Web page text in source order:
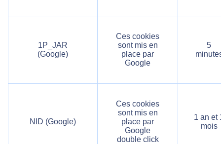
1P_JAR
(Google)
Ces cookies
sont mis en
place par
Google
5
NID (Google)
Ces cookies
sont mis en
place par
Google
double click
1 an et
mois